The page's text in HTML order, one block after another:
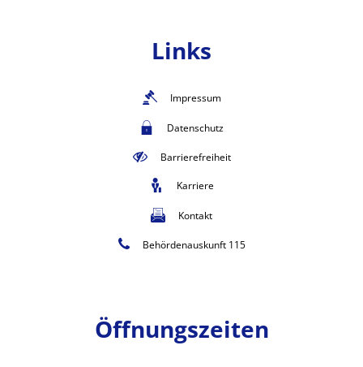
Links
Impressum
Datenschutz
Barrierefreiheit
Karriere
Kontakt
Behördenauskunft 115
Öffnungszeiten